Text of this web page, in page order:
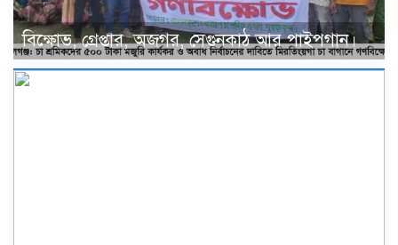
বিক্ষোভ, গ্রেপ্তার, অজগর, সেগুনকাঠ আর পাইপগান।